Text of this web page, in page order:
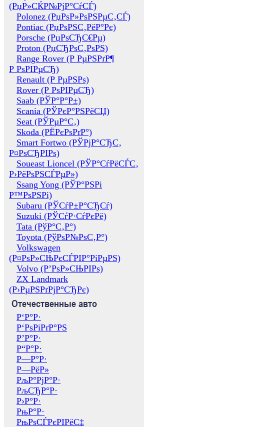
(РџР»СЌР№РјР°СѓСЃ)
Polonez (РџРѕР»РѕРЅРµС‚СЃ)
Pontiac (РџРѕРЅС‚РёР°Рє)
Porsche (РџРѕСЂС€Рµ)
Proton (РџСЂРѕС‚РѕРЅ)
Range Rover (Р РµРЅРґР¶
Р РѕРІРµСЂ)
Renault (Р РµРЅРѕ)
Rover (Р РѕРІРµСЂ)
Saab (РЎР°Р°Р±)
Scania (РЎРєР°РЅРёСЏ)
Seat (РЎРµР°С‚)
Skoda (РЁРєРѕРґР°)
Smart Fortwo (РЎРјР°СЂС‚
Р¤РѕСЂРІРѕ)
Soueast Lioncel (РЎР°СѓРёСЃС‚
Р›РёРѕРЅСЃРµР»)
Ssang Yong (РЎР°РЅРі
Р™РѕРЅРі)
Subaru (РЎСѓР±Р°СЂСѓ)
Suzuki (РЎСѓР·СѓРєРё)
Tata (РўР°С‚Р°)
Toyota (РўРѕР№РѕС‚Р°)
Volkswagen
(Р¤РѕР»СЊРєСЃРІР°РіРµРЅ)
Volvo (Р’РѕР»СЊРІРѕ)
ZX Landmark
(Р›РµРЅРґРјР°СЂРє)
Отечественные авто
Р‘Р°Р·
Р‘РѕРіРґР°РЅ
Р’Р°Р·
Р“Р°Р·
Р—Р°Р·
Р—РёР»
РљР°РјР°Р·
РљСЂР°Р·
Р›Р°Р·
РњР°Р·
РњРѕСЃРєРІРёС‡